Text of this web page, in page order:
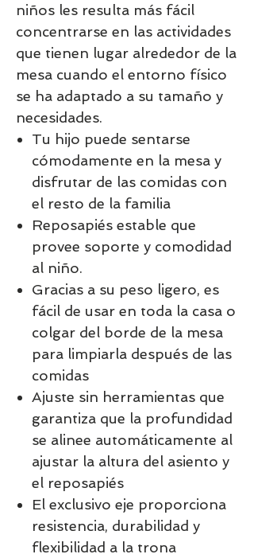
niños les resulta más fácil
concentrarse en las actividades
que tienen lugar alrededor de la
mesa cuando el entorno físico
se ha adaptado a su tamaño y
necesidades.
Tu hijo puede sentarse
cómodamente en la mesa y
disfrutar de las comidas con
el resto de la familia
Reposapiés estable que
provee soporte y comodidad
al niño.
Gracias a su peso ligero, es
fácil de usar en toda la casa o
colgar del borde de la mesa
para limpiarla después de las
comidas
Ajuste sin herramientas que
garantiza que la profundidad
se alinee automáticamente al
ajustar la altura del asiento y
el reposapiés
El exclusivo eje proporciona
resistencia, durabilidad y
flexibilidad a la trona